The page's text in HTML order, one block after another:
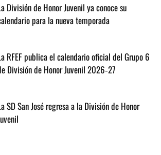
División de Honor Juvenil ya conoce su
para la nueva temporada
RFEF publica el calendario oficial del Grupo 6
División de Honor Juvenil 2026‑27
SD San José regresa a la División de Honor